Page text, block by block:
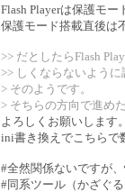
Flash Playerは保護モー
保護モード搭載直後は
>> だとしたらFlash
>> しくならないように
> そのようです。
> そちらの方向で進め
よろしくお願いします。
ini書き換えでこちらで
#全然関係ないですが
#同系ツール（かざぐ